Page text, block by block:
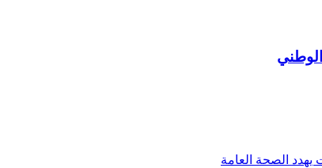
الصحة العامة